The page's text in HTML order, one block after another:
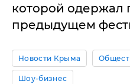
которой одержал
предыдущем
Новости Крыма
Шоу-бизнес